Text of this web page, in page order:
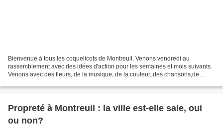
Bienvenue à tous les coquelicots de Montreuil. Venons vendredi au
rassemblement avec des idées d'action pour les semaines et mois suivants.
Venons avec des fleurs, de la musique, de la couleur, des chansons,de
https://nousvoulonsdescoquelicots.org/...
Propreté à Montreuil : la ville est-elle sale, oui
ou non?